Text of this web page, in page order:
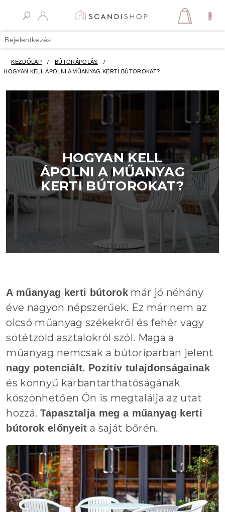
Bejelentkezés
KOSÁR
KEZDŐLAP / BÚTORÁPOLÁS
/
HOGYAN KELL ÁPOLNI A MŰANYAG KERTI BÚTOROKAT?
HOGYAN KELL
ÁPOLNI A MŰANYAG
KERTI BÚTOROKAT?
31.7.2022
A műanyag kerti bútorokmár jó néhány
éve nagyon népszerűek. Ez már nem az
olcsó műanyag székekről és fehér vagy
sötétzöld asztalokról szól. Maga a
műanyag nemcsak a bútoriparban jelent
nagy potenciált. Pozitív tulajdonságainak
és könnyű karbantarthatóságának
köszönhetően Ön is megtalálja az utat
hozzá. Tapasztalja meg a műanyag kerti
bútorok előnyeit a saját bőrén.